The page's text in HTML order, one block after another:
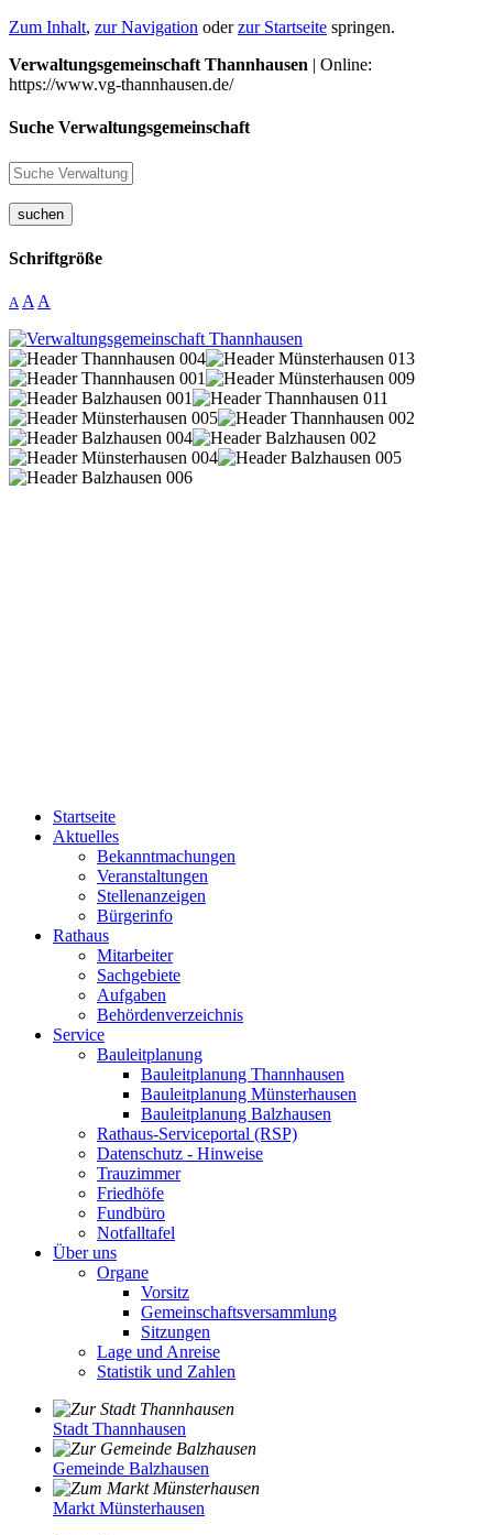
Zum Inhalt, zur Navigation oderzur Startseite springen.
Verwaltungsgemeinschaft Thannhausen | Online:
https://www.vg-thannhausen.de/
Suche Verwaltungsgemeinschaft
suchen
Schriftgröße
A A A
Startseite
Aktuelles
Bekanntmachungen
Veranstaltungen
Stellenanzeigen
Bürgerinfo
Rathaus
Mitarbeiter
Sachgebiete
Aufgaben
Behördenverzeichnis
Service
Bauleitplanung
Bauleitplanung Thannhausen
Bauleitplanung Münsterhausen
Bauleitplanung Balzhausen
Rathaus-Serviceportal (RSP)
Datenschutz - Hinweise
Trauzimmer
Friedhöfe
Fundbüro
Notfalltafel
Über uns
Organe
Vorsitz
Gemeinschaftsversammlung
Sitzungen
Lage und Anreise
Statistik und Zahlen
Stadt Thannhausen
Gemeinde Balzhausen
Markt Münsterhausen